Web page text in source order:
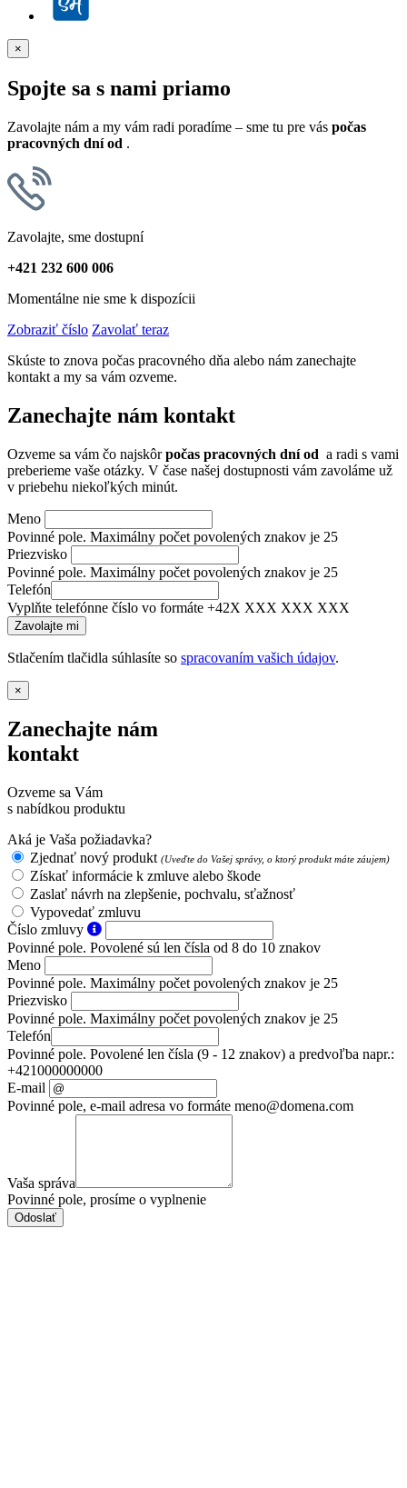
×
Spojte sa s nami priamo
Zavolajte nám a my vám radi poradíme – sme tu pre vás počas
pracovných dní od .
Zavolajte, sme dostupní
+421 232 600 006
Momentálne nie sme k dispozícii
Zobraziť číslo Zavolať teraz
Skúste to znova počas pracovného dňa alebo nám zanechajte
kontakt a my sa vám ozveme.
Zanechajte nám kontakt
Ozveme sa vám čo najskôrpočas pracovných dní od a radi s vami
preberieme vaše otázky. V čase našej dostupnosti vám zavoláme už
v priebehu niekoľkých minút.
Meno
Povinné pole. Maximálny počet povolených znakov je 25
Priezvisko
Povinné pole. Maximálny počet povolených znakov je 25
Telefón
Vyplňte telefónne číslo vo formáte +42X XXX XXX XXX
Stlačením tlačidla súhlasíte so spracovaním vašich údajov.
×
Zanechajte nám
kontakt
Ozveme sa Vám
s nabídkou produktu
Aká je Vaša požiadavka?
Zjednať nový produkt (Uveďte do Vašej správy, o ktorý produkt máte záujem)
Získať informácie k zmluve alebo škode
Zaslať návrh na zlepšenie, pochvalu, sťažnosť
Vypovedať zmluvu
Číslo zmluvy
Povinné pole. Povolené sú len čísla od 8 do 10 znakov
Meno
Povinné pole. Maximálny počet povolených znakov je 25
Priezvisko
Povinné pole. Maximálny počet povolených znakov je 25
Telefón
Povinné pole. Povolené len čísla (9 - 12 znakov) a predvoľba napr.:
+421000000000
E-mail
Povinné pole, e-mail adresa vo formáte meno@domena.com
Vaša správa
Povinné pole, prosíme o vyplnenie